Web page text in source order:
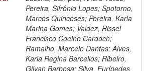
Pereira, Sifrônio Lopes; Spotorno,
Marcos Quincoses; Pereira, Karla
Marina Gomes; Valdez, Rissel
Francisco Coelho Cardoch;
Ramalho, Marcelo Dantas; Alves,
Karla Regina Barcellos; Ribeiro,
Gilvan Barbosa; Silva, Eurípedes